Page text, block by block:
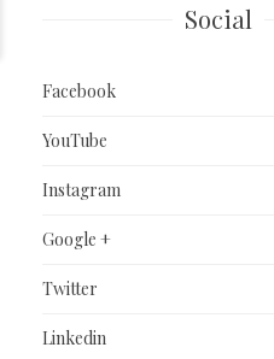
Social
Facebook
YouTube
Instagram
Google +
Twitter
Linkedin